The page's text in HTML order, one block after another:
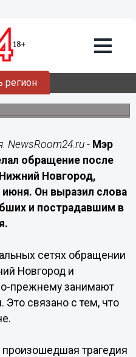
регион
атаки БПЛА на
погибших и
атаки
NewsRoom24.ru - Мэр
обращение после
Новгород,
Он выразил слова
и пострадавшим в
сетях обращении
Новгород и
прежнему занимают
Это связано с тем, что
трагедия